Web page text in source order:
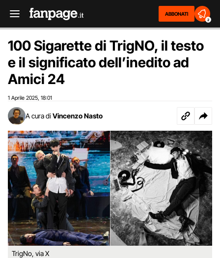
ABBONATI
2
100 Sigarette di TrigNO, il testo
e il significato dell’inedito ad
Amici 24
1 Aprile 2025 18:01
A cura di Vincenzo Nasto
TrigNo, via X